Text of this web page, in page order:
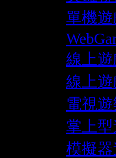
單機
線上遊
線上遊
電視
掌上
模擬